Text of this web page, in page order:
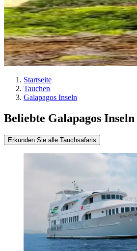
Startseite
Tauchen
Galapagos Inseln
Beliebte Galapagos
Erkunden Sie alle Tauchsafaris